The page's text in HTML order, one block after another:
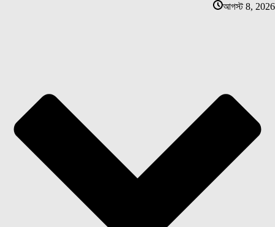
আগস্ট 8, 2026